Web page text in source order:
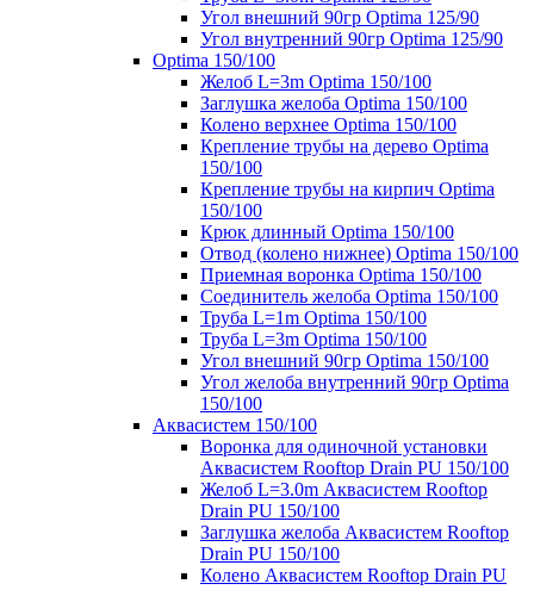
Угол внешний 90гр Optima 125/90
Угол внутренний 90гр Optima 125/90
Optima 150/100
Желоб L=3m Optima 150/100
Заглушка желоба Optima 150/100
Колено верхнее Optima 150/100
Крепление трубы на дерево Optima
150/100
Крепление трубы на кирпич Optima
150/100
Крюк длинный Optima 150/100
Отвод (колено нижнее) Optima 150/100
Приемная воронка Optima 150/100
Соединитель желоба Optima 150/100
Труба L=1m Optima 150/100
Труба L=3m Optima 150/100
Угол внешний 90гр Optima 150/100
Угол желоба внутренний 90гр Optima
150/100
Аквасистем 150/100
Воронка для одиночной установки
Аквасистем Rooftop Drain PU 150/100
Желоб L=3.0m Аквасистем Rooftop
Drain PU 150/100
Заглушка желоба Аквасистем Rooftop
Drain PU 150/100
Колено Аквасистем Rooftop Drain PU